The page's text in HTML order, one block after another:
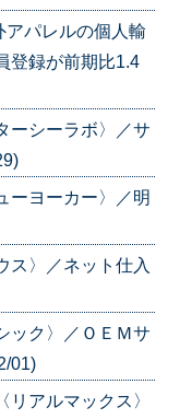
アパレルの個人輸
登録が前期比1.4
ーシーラボ〉／サ
ーヨーカー〉／明
ス〉／ネット仕入
ック〉／ＯＥＭサ
01)
リアルマックス〉